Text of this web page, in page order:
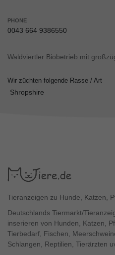
PHONE
0043 664 9386550
Waldviertler Biobetrieb mit
Wir züchten folgende Rasse / Art
Shropshire
Tieranzeigen zu Hunde, Katzen,
Deutschlands Tiermarkt/
inserieren von Hunden, Katzen,
Tierbedarf, Fischen,
Schlangen, Reptilien, Tierärzten